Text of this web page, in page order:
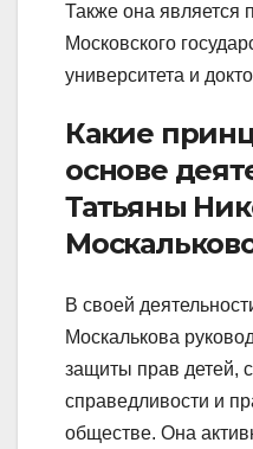
Также она является
Московского
университета и
Какие
основе
Татьяны
В своей
Москалькова
защиты прав детей,
справедливости и
обществе. Она